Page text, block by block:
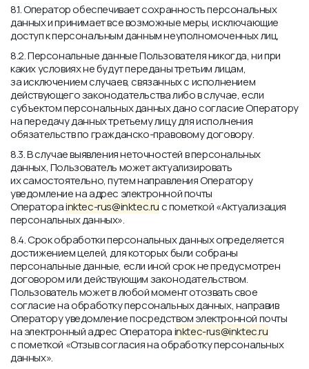
8.1. Оператор обеспечивает сохранность персональных
данных и принимает все возможные меры, исключающие
доступ к персональным данным неуполномоченных лиц.
8.2. Персональные данные Пользователя никогда, ни при
каких условиях не будут переданы третьим лицам,
за исключением случаев, связанных с исполнением
действующего законодательства либо в случае, если
субъектом персональных данных дано согласие Оператору
на передачу данных третьему лицу для исполнения
обязательств по гражданско-правовому договору.
8.3. В случае выявления неточностей в персональных
данных, Пользователь может актуализировать
их самостоятельно, путем направления Оператору
уведомление на адрес электронной почты
Оператораinktec-rus@inktec.ruс пометкой «Актуализация
персональных данных».
8.4. Срок обработки персональных данных определяется
достижением целей, для которых были собраны
персональные данные, если иной срок не предусмотрен
договором или действующим законодательством.
Пользователь может в любой момент отозвать свое
согласие на обработку персональных данных, направив
Оператору уведомление посредством электронной почты
на электронный адрес Оператораinktec-rus@inktec.ru
с пометкой «Отзыв согласия на обработку персональных
данных».